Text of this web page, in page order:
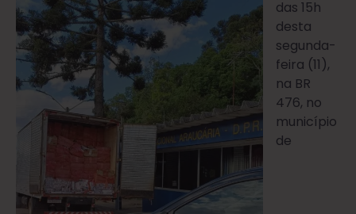
das 15h
desta
segunda-
feira (11),
na BR
476, no
município
de